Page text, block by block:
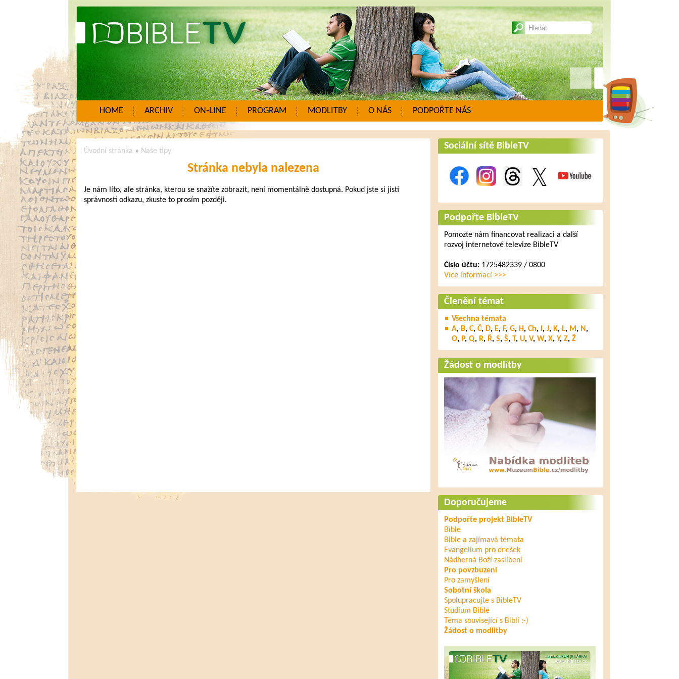
HOME ARCHIV ON-LINE PROGRAM MODLITBY O NÁS PODPOŘTE NÁS
Úvodní stránka » Naše tipy
Stránka nebyla nalezena
Je nám líto, ale stránka, kterou se snažíte zobrazit, není momentálně dostupná. Pokud jste si jisti
správností odkazu, zkuste to prosím později.
Sociální sítě BibleTV
Podpořte BibleTV
Pomozte nám financovat realizaci a další
rozvoj internetové televize BibleTV
Číslo účtu:1725482339 / 0800
Více informací >>>
Členění témat
Všechna témata
A, B, C, Č, D, E, F, G, H, Ch, , J, K, L, M, N ,
O, P, Q, R, Ř, S, Š, T, U, V, W, X, Y, Z, Ž
Žádost o modlitby
Doporučujeme
Podpořte projekt BibleTV
Bible
Bible a zajímavá témata
Evangelium pro dnešek
Nádherná Boží zaslíbení
Pro povzbuzení
Pro zamyšlení
Sobotní škola
Spolupracujte s BibleTV
Studium Bible
Téma související s Biblí :-)
Žádost o modlitby